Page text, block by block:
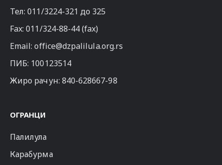
Тел:011/3224-321 до 325
Fax: 011/324-88-44 (fax)
Email:office@dzpalilula.org.rs
ПИБ: 100123514
Жиро рачун: 840-628667-98
ОГРАНЦИ
Палилула
Карабурма